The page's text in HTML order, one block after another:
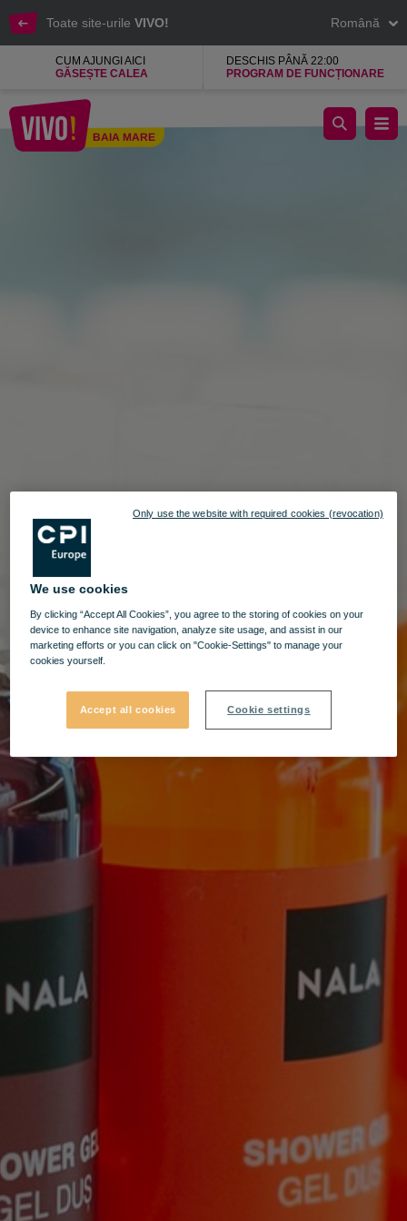
Toate site-urile VIVO! Română
CUM AJUNGI AICI
GĂSEȘTE CALEA
DESCHIS PÂNĂ 22:00
PROGRAM DE FUNCȚIONARE
BAIA MARE
Nala magazin de cosmetice ingrediente naturale
We use cookies
By clicking “Accept All Cookies”, you agree to the storing of cookies on your
device to enhance site navigation, analyze site usage, and assist in our
marketing efforts or you can click on "Cookie-Settings" to manage your
cookies yourself.
Accept all cookies Cookie settings
Only use the website with required cookies (revocation)